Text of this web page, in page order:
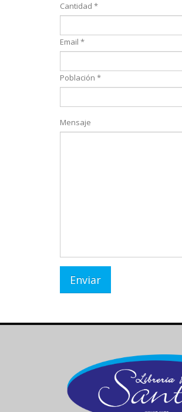
Cantidad *
Email *
Población *
Mensaje